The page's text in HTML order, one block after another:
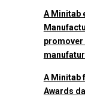
A Minitab
promover
A Minitab
Awards